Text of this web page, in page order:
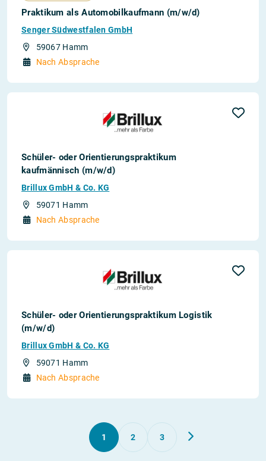
Praktikum als Automobilkaufmann (m/w/d)
Senger Südwestfalen GmbH
59067 Hamm
Nach Absprache
Schüler- oder Orientierungspraktikum
kaufmännisch (m/w/d)
Brillux GmbH & Co. KG
59071 Hamm
Nach Absprache
Schüler- oder Orientierungspraktikum Logistik
(m/w/d)
Brillux GmbH & Co. KG
59071 Hamm
Nach Absprache
1 2 3